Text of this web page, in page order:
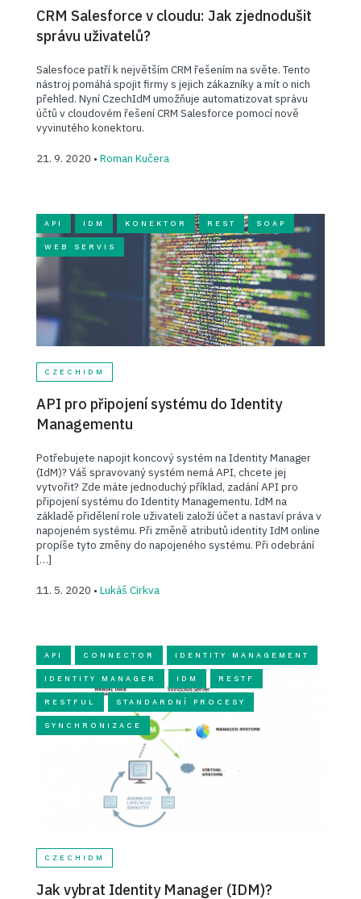
CRM Salesforce v cloudu: Jak zjednodušit
správu uživatelů?
Salesfoce patří k největším CRM řešením na světe. Tento
nástroj pomáhá spojit firmy s jejich zákazníky a mít o nich
přehled. Nyní CzechIdM umožňuje automatizovat správu
účtů v cloudovém řešení CRM Salesforce pomocí nově
vyvinutého konektoru.
21. 9. 2020 • Roman Kučera
API IDM KONEKTOR REST SOAP
WEB SERVIS
CZECHIDM
API pro připojení systému do Identity
Managementu
Potřebujete napojit koncový systém na Identity Manager
(IdM)? Váš spravovaný systém nemá API, chcete jej
vytvořit? Zde máte jednoduchý příklad, zadání API pro
připojení systému do Identity Managementu. IdM na
základě přidělení role uživateli založí účet a nastaví práva v
napojeném systému. Při změně atributů identity IdM online
propíše tyto změny do napojeného systému. Při odebrání
[…]
11. 5. 2020 • Lukáš Cirkva
API CONNECTOR IDENTITY MANAGEMENT
IDENTITY MANAGER IDM RESTF
RESTFUL STANDARDNÍ PROCESY
SYNCHRONIZACE
CZECHIDM
Jak vybrat Identity Manager (IDM)?